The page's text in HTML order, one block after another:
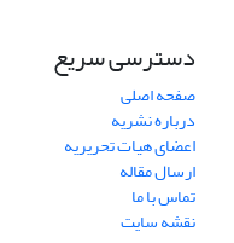
دسترسی سریع
صفحه اصلی
درباره نشریه
اعضای هیات تحریریه
ارسال مقاله
تماس با ما
نقشه سایت